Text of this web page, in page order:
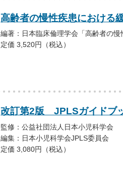
高齢者の慢性疾患における
編著：日本臨床倫理学会「高齢者の
定価 3,520円（税込）
改訂第2版 JPLSガイドブ
監修：公益社団法人日本小児科学会
編集：日本小児科学会JPLS委員会
定価 3,080円（税込）